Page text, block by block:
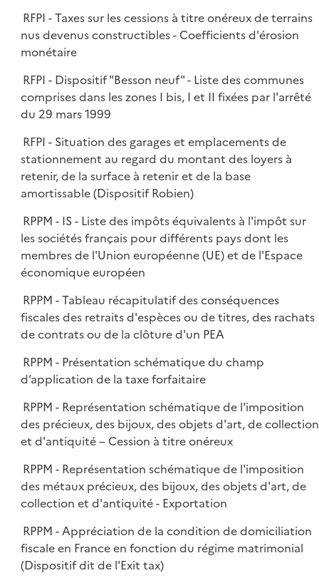
RFPI - Taxes sur les cessions à titre onéreux de terrains
nus devenus constructibles - Coefficients d'érosion
monétaire
RFPI - Dispositif "Besson neuf" - Liste des communes
comprises dans les zones I bis, I et II fixées par l'arrêté
du 29 mars 1999
RFPI - Situation des garages et emplacements de
stationnement au regard du montant des loyers à
retenir, de la surface à retenir et de la base
amortissable (Dispositif Robien)
RPPM - IS - Liste des impôts équivalents à l'impôt sur
les sociétés français pour différents pays dont les
membres de l'Union européenne (UE) et de l'Espace
économique européen
RPPM - Tableau récapitulatif des conséquences
fiscales des retraits d'espèces ou de titres, des rachats
de contrats ou de la clôture d'un PEA
RPPM - Présentation schématique du champ
d’application de la taxe forfaitaire
RPPM - Représentation schématique de l'imposition
des précieux, des bijoux, des objets d'art, de collection
et d'antiquité – Cession à titre onéreux
RPPM - Représentation schématique de l'imposition
des métaux précieux, des bijoux, des objets d'art, de
collection et d'antiquité - Exportation
RPPM - Appréciation de la condition de domiciliation
fiscale en France en fonction du régime matrimonial
(Dispositif dit de l'Exit tax)